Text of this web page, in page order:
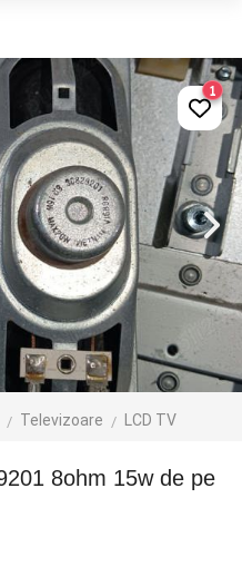
Televizoare LCD TV
1
8ohm 15w de pe